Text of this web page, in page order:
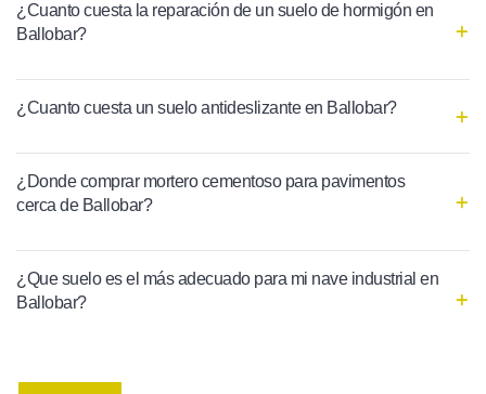
¿Cuanto cuesta la reparación de un suelo de hormigón en
Ballobar?
¿Cuanto cuesta un suelo antideslizante en Ballobar?
¿Donde comprar mortero cementoso para pavimentos
cerca de Ballobar?
¿Que suelo es el más adecuado para mi nave industrial en
Ballobar?